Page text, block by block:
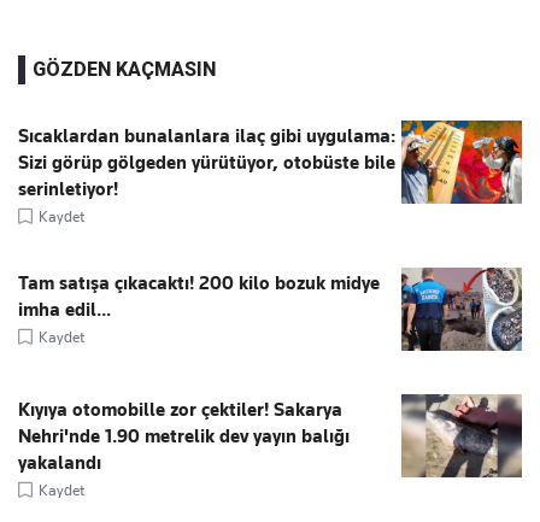
GÖZDEN KAÇMASIN
Sıcaklardan bunalanlara ilaç gibi uygulama:
Sizi görüp gölgeden yürütüyor, otobüste bile
serinletiyor!
Kaydet
Tam satışa çıkacaktı! 200 kilo bozuk midye
imha edil...
Kaydet
Kıyıya otomobille zor çektiler! Sakarya
Nehri'nde 1.90 metrelik dev yayın balığı
yakalandı
Kaydet